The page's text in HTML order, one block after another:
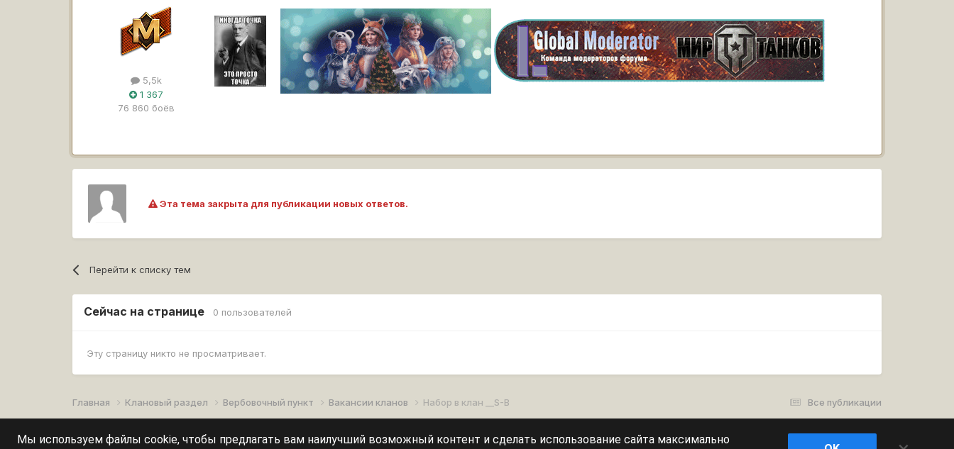
5,5k
1 367
76 860 боёв
Эта тема закрыта для публикации новых ответов.
Перейти к списку тем
Сейчас на странице 0 пользователей
Эту страницу никто не просматривает.
Все публикации
Главная Клановый раздел Вербовочный пункт Вакансии кланов Набор в клан __S-B
Леста Игры
Мы используем файлы cookie, чтобы предлагать вам наилучший возможный контент и сделать использование сайта максимально